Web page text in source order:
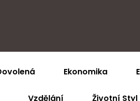
Ekonomika
Vzdělání Životní Styl